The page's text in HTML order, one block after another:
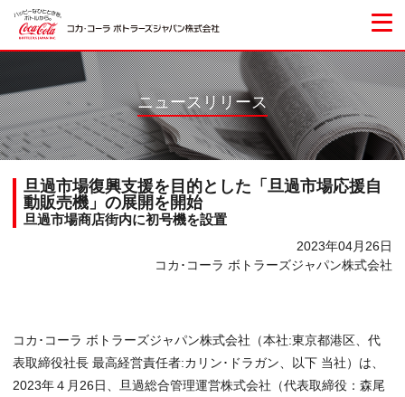
ニュースリリース
旦過市場復興支援を目的とした「旦過市場応援自
動販売機」の展開を開始
旦過市場商店街内に初号機を設置
2023年04月26日
コカ･コーラ ボトラーズジャパン株式会社
コカ･コーラ ボトラーズジャパン株式会社（本社:東京都港区、代
表取締役社長 最高経営責任者:カリン･ドラガン、以下 当社）は、
2023年４月26日、旦過総合管理運営株式会社（代表取締役：森尾